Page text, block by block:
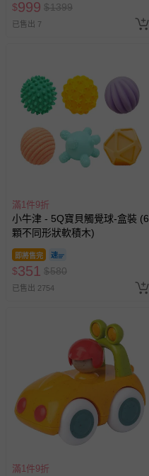
$999 $1399
已售出 7
滿1件9折
小牛津 - 5Q寶貝觸覺球-盒裝 (6
顆不同形狀軟積木)
即將售完
$351 $580
已售出 2754
滿1件9折